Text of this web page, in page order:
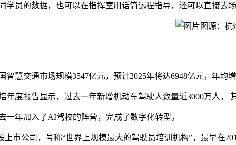
学员的数据，也可以在指挥室用话筒远程指导，还可以直接去场
图源：杭
智慧交通市场规模3547亿元，预计2025年将达6948亿元，年均增
年度报告显示，过去一年新增机动车驾驶人数量近3000万人，
一年加入了AI驾校的阵营，完成了数字化转型。
上市公司，号称“世界上规模最大的驾驶员培训机构”，最早在